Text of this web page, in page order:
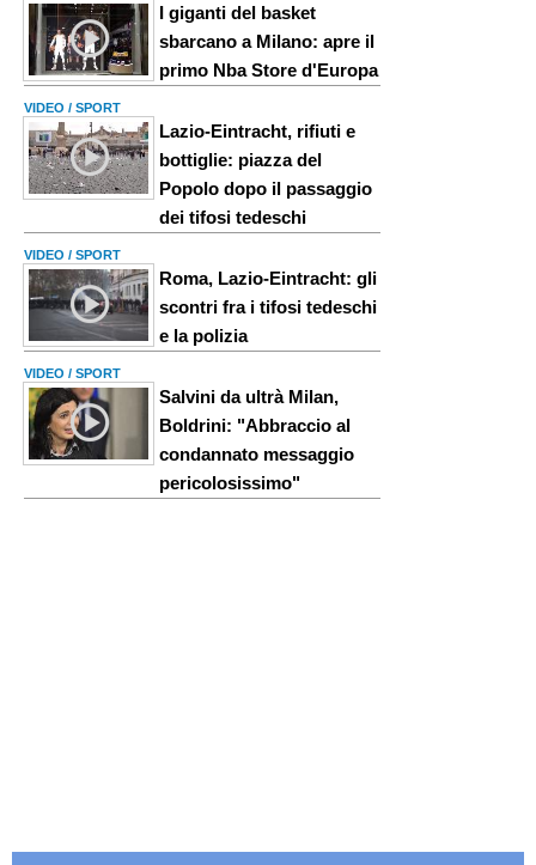
I giganti del basket
sbarcano a Milano: apre il
primo Nba Store d'Europa
VIDEO / SPORT
Lazio-Eintracht, rifiuti e
bottiglie: piazza del
Popolo dopo il passaggio
dei tifosi tedeschi
VIDEO / SPORT
Roma, Lazio-Eintracht: gli
scontri fra i tifosi tedeschi
e la polizia
VIDEO / SPORT
Salvini da ultrà Milan,
Boldrini: "Abbraccio al
condannato messaggio
pericolosissimo"